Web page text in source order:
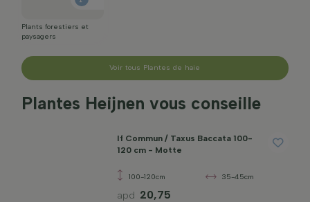
Plants forestiers et
paysagers
Voir tous Plantes de haie
Plantes Heijnen vous conseille
If Commun / Taxus Baccata 100-
120 cm - Motte
100-120cm 35-45cm
apd 20,75